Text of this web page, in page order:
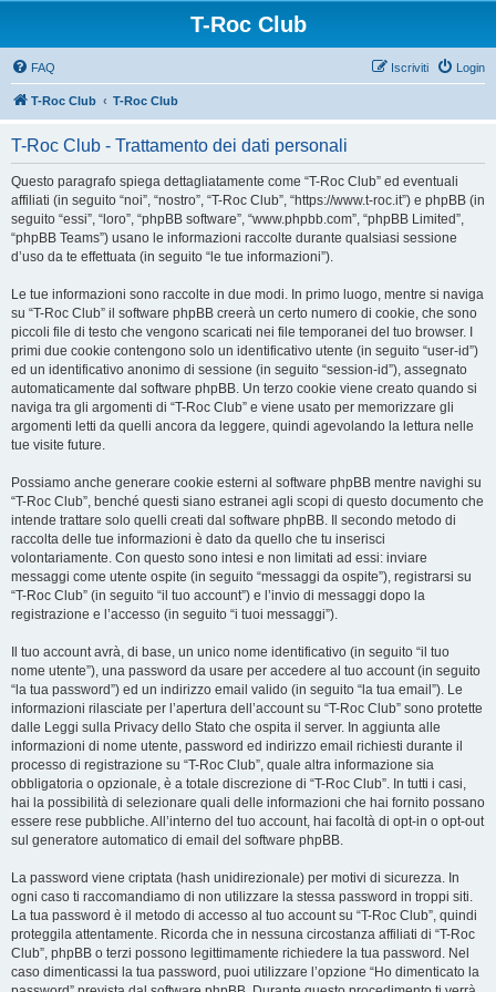
T-Roc Club
FAQ Login
Iscriviti
T-Roc Club T-Roc Club
T-Roc Club - Trattamento dei dati personali
Questo paragrafo spiega dettagliatamente come “T-Roc Club” ed eventuali
affiliati (in seguito “noi”, “nostro”, “T-Roc Club”, “https://www.t-roc.it”) e phpBB (in
seguito “essi”, “loro”, “phpBB software”, “www.phpbb.com”, “phpBB Limited”,
“phpBB Teams”) usano le informazioni raccolte durante qualsiasi sessione
d’uso da te effettuata (in seguito “le tue informazioni”).
Le tue informazioni sono raccolte in due modi. In primo luogo, mentre si naviga
su “T-Roc Club” il software phpBB creerà un certo numero di cookie, che sono
piccoli file di testo che vengono scaricati nei file temporanei del tuo browser. I
primi due cookie contengono solo un identificativo utente (in seguito “user-id”)
ed un identificativo anonimo di sessione (in seguito “session-id”), assegnato
automaticamente dal software phpBB. Un terzo cookie viene creato quando si
naviga tra gli argomenti di “T-Roc Club” e viene usato per memorizzare gli
argomenti letti da quelli ancora da leggere, quindi agevolando la lettura nelle
tue visite future.
Possiamo anche generare cookie esterni al software phpBB mentre navighi su
“T-Roc Club”, benché questi siano estranei agli scopi di questo documento che
intende trattare solo quelli creati dal software phpBB. Il secondo metodo di
raccolta delle tue informazioni è dato da quello che tu inserisci
volontariamente. Con questo sono intesi e non limitati ad essi: inviare
messaggi come utente ospite (in seguito “messaggi da ospite”), registrarsi su
“T-Roc Club” (in seguito “il tuo account”) e l’invio di messaggi dopo la
registrazione e l’accesso (in seguito “i tuoi messaggi”).
Il tuo account avrà, di base, un unico nome identificativo (in seguito “il tuo
nome utente”), una password da usare per accedere al tuo account (in seguito
“la tua password”) ed un indirizzo email valido (in seguito “la tua email”). Le
informazioni rilasciate per l’apertura dell’account su “T-Roc Club” sono protette
dalle Leggi sulla Privacy dello Stato che ospita il server. In aggiunta alle
informazioni di nome utente, password ed indirizzo email richiesti durante il
processo di registrazione su “T-Roc Club”, quale altra informazione sia
obbligatoria o opzionale, è a totale discrezione di “T-Roc Club”. In tutti i casi,
hai la possibilità di selezionare quali delle informazioni che hai fornito possano
essere rese pubbliche. All’interno del tuo account, hai facoltà di opt-in o opt-out
sul generatore automatico di email del software phpBB.
La password viene criptata (hash unidirezionale) per motivi di sicurezza. In
ogni caso ti raccomandiamo di non utilizzare la stessa password in troppi siti.
La tua password è il metodo di accesso al tuo account su “T-Roc Club”, quindi
proteggila attentamente. Ricorda che in nessuna circostanza affiliati di “T-Roc
Club”, phpBB o terzi possono legittimamente richiedere la tua password. Nel
caso dimenticassi la tua password, puoi utilizzare l’opzione “Ho dimenticato la